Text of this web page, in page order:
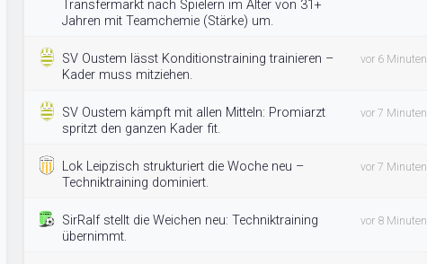
Transfermarkt nach Spielern im Alter von 31+
Jahren mit Teamchemie (Stärke) um.
SV Oustem lässt Konditionstraining trainieren –
Kader muss mitziehen.
vor 6 Minuten
SV Oustem kämpft mit allen Mitteln: Promiarzt
spritzt den ganzen Kader fit.
vor 7 Minuten
Lok Leipzisch strukturiert die Woche neu –
Techniktraining dominiert.
vor 7 Minuten
SirRalf stellt die Weichen neu: Techniktraining
übernimmt.
vor 8 Minuten